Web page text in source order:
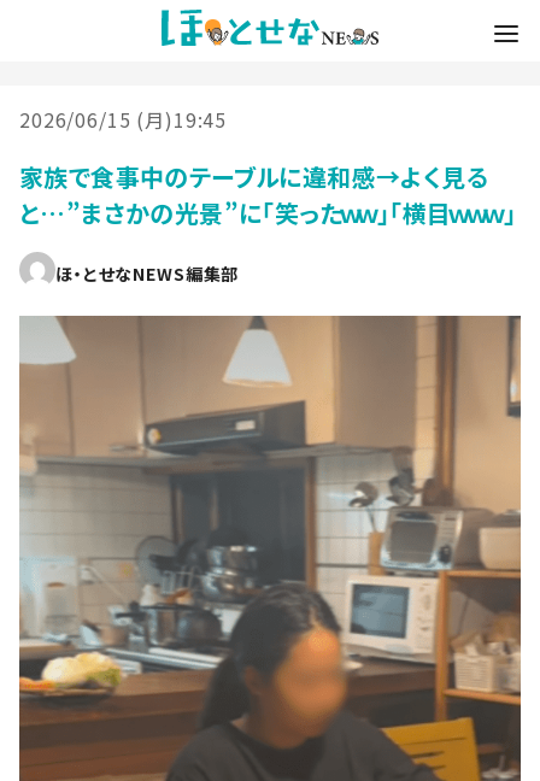
2026/06/15 (月)19:45
家族で食事中のテーブルに違和感→よく見る
と…”まさかの光景”に「笑ったｗｗ」「横目ｗｗｗ」
ほ・とせなNEWS編集部